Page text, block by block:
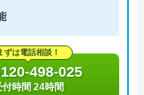
ずは電話相談！
498-025
付時間 24時間